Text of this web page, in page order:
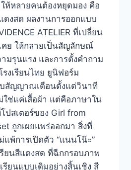
ห้หลายคนต้องหยุดมอง คือ
ดงสด ผลงานการออกแบบ
ATELIER ที่เปลี่ยน
คย ให้กลายเป็นสัญลักษณ์
มรุนแรง และการตั้งคำถาม
งเรียนไทย ยูนิฟอร์ม
บสัญญาณเตือนตั้งแต่วินาที
ใช่แค่เสื้อผ้า แต่คือภาษาใน
ปสเตอร์ของ Girl from
ถูกเผยแพร่ออกมา สิ่งที่
พ้การเปิดตัว “แนนโน๊ะ”
ยนสีแดงสด ที่ฉีกกรอบภาพ
ยนแบบเดิมอย่างสิ้นเชิง สี